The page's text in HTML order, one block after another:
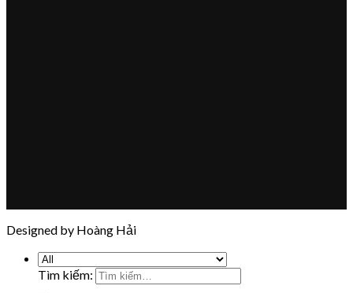
Designed by Hoàng Hải
Tìm kiếm: